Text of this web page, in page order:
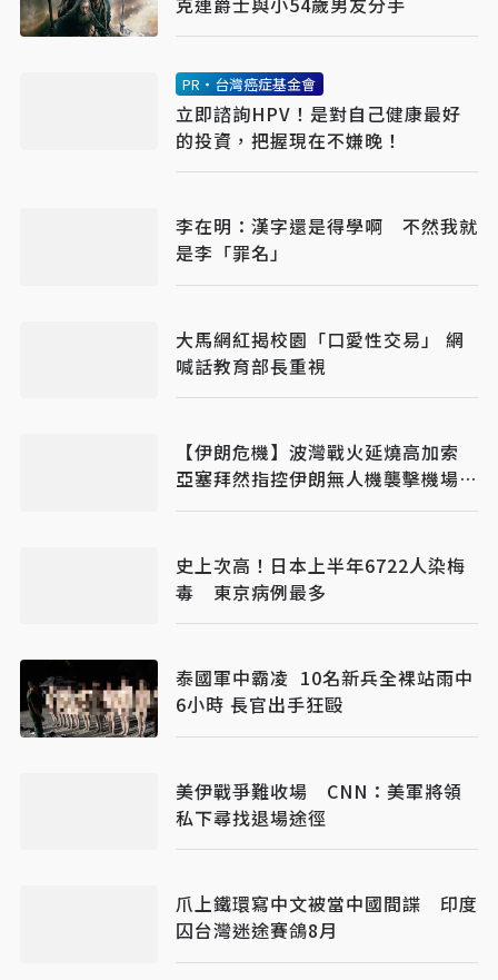
PR・台灣癌症基金會
立即諮詢HPV！是對自己健康最好
的投資，把握現在不嫌晚！
李在明：漢字還是得學啊 不然我就
是李「罪名」
大馬網紅揭校園「口愛性交易」 網
喊話教育部長重視
【伊朗危機】波灣戰火延燒高加索
亞塞拜然指控伊朗無人機襲擊機場釀
2傷
史上次高！日本上半年6722人染梅
毒 東京病例最多
泰國軍中霸凌 10名新兵全裸站雨中
6小時 長官出手狂毆
美伊戰爭難收場 CNN：美軍將領
私下尋找退場途徑
爪上鐵環寫中文被當中國間諜 印度
囚台灣迷途賽鴿8月